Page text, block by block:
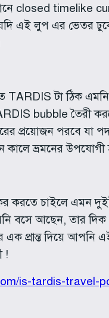
closed timelike
এই লুপ এর ভেতর
TARDIS টা ঠিক
bubble তৈরী
প্রয়োজন পরবে যা
কালে ভ্রমনের
চাইলে এমন
বসে আছেন, তার দিক
দিয়ে আপনি এই
!
is-tardis-travel-